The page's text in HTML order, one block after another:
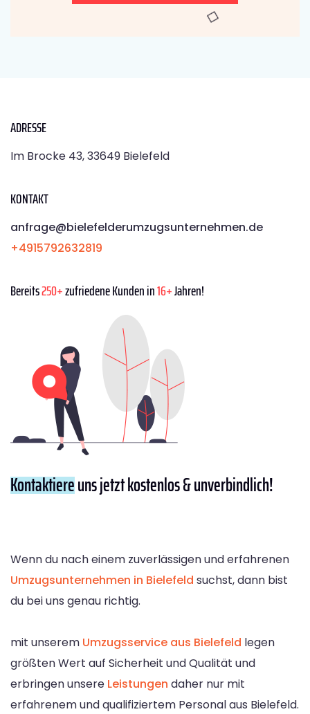
ADRESSE
Im Brocke 43, 33649 Bielefeld
KONTAKT
anfrage@bielefelderumzugsunternehmen.de
+4915792632819
Bereits250+zufriedene Kunden in16+Jahren!
Kontaktiereuns jetzt kostenlos & unverbindlich!
Wenn du nach einem zuverlässigen und erfahrenen
Umzugsunternehmen in Bielefeld suchst, dann bist
du bei uns genau richtig.
mit unserem Umzugsservice aus Bielefeld legen
größten Wert auf Sicherheit und Qualität und
erbringen unsere Leistungen daher nur mit
erfahrenem und qualifiziertem Personal aus Bielefeld.